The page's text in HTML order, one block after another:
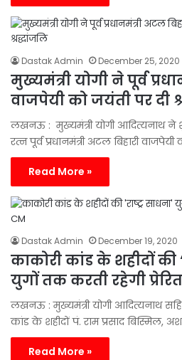
Dastak Admin December 25, 2020
मुख्यमंत्री योगी ने पूर्व
वाजपेयी को जयंती पर दी
लखनऊ : मुख्यमंत्री योगी आदित्यनाथ ने
रत्न पूर्व प्रधानमंत्री अटल बिहारी
Read More »
Dastak Admin December 19, 2020
काकोरी कांड के शहीदों की
युगों तक करती रहेगी
लखनऊ : मुख्यमंत्री योगी आदित्यनाथ
कांड के शहीदों पं. राम प्रसाद बिस्मिल,
Read More »